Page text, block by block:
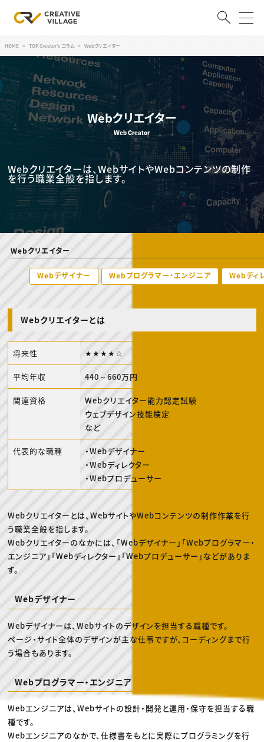
ログイン 会員登録
RECRUIT
クリエイター求人を探す
CREATIVE JOB求人検索
特集求人
採用説明会
転職支援サービス
CONTENTS
スキルアップしたい！
デザイン
プログラミング
動画配信・映像制作
編集・ライティング
マーケティング
ディレクション
お役立ち基礎知識
TOP Creator’s コラム
TOP Creator’s コラム トップ
Webクリエイター
アプリクリエイター
ゲームクリエイター
マーケッター
クリエイターインタビュー
セミナー
ニュース・トレンド トップ
Web
映像
ゲーム・エンタメ
広告
出版
CREATIVE VILLAGEからのお知らせ
プロフェッショナル×つながる×メディア
HOME TOP Creator's コラム Webクリエイター
Webクリエイター
Web Creator
Webクリエイターは、WebサイトやWebコンテンツの制作
を行う職業全般を指します。
Webクリエイター
Webデザイナー Webプログラマー・エンジニア Webディ
Webクリエイターとは
将来性 ★★★★☆
平均年収 440～660万円
関連資格
Webクリエイター能力認定試験
ウェブデザイン技能検定
など
代表的な職種
・Webデザイナー
・Webディレクター
・Webプロデューサー
Webクリエイターとは、WebサイトやWebコンテンツの制作作業を行
う職業全般を指します。
Webクリエイターのなかには、「Webデザイナー」「Webプログラマー・
エンジニア」「Webディレクター」「Webプロデューサー」などがありま
す。
Webデザイナー
Webデザイナーは、Webサイトのデザインを担当する職種です。
ページ・サイト全体のデザインが主な仕事ですが、コーディングまで行
う場合もあります。
Webプログラマー・エンジニア
Webエンジニアは、Webサイトの設計・開発と運用・保守を担当する職
種です。
Webエンジニアのなかで、仕様書をもとに実際にプログラミングを行